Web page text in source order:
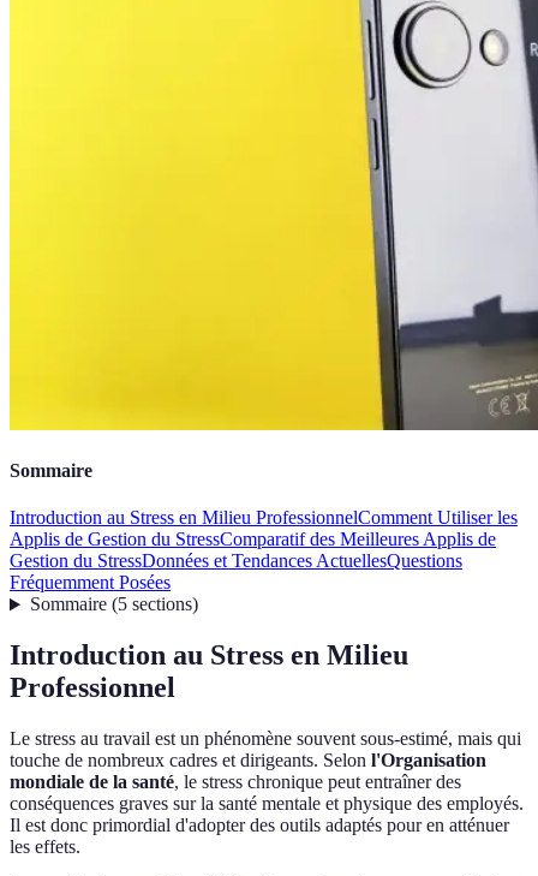
Sommaire
Introduction au Stress en Milieu ProfessionnelComment Utiliser les
Applis de Gestion du StressComparatif des Meilleures Applis de
Gestion du StressDonnées et Tendances ActuellesQuestions
Fréquemment Posées
Sommaire(5 sections)
Introduction au Stress en Milieu
Professionnel
Le stress au travail est un phénomène souvent sous-estimé, mais qui
touche de nombreux cadres et dirigeants. Selon l'Organisation
mondiale de la santé, le stress chronique peut entraîner des
conséquences graves sur la santé mentale et physique des employés.
Il est donc primordial d'adopter des outils adaptés pour en atténuer
les effets.